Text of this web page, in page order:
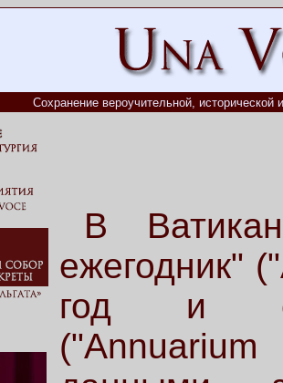
Сохранение вероучительной, исторической
В
ежегодник"
год и